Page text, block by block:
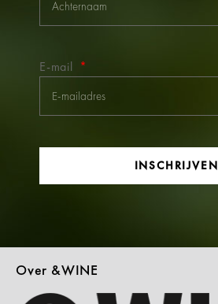
E-mail
INSCHRIJVEN
Over &WINE